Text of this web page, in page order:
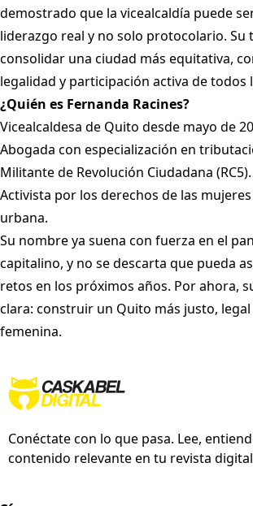
demostrado que la vicealcaldía puede
liderazgo real y no solo protocolario. Su
consolidar una ciudad más equitativa,
legalidad y participación activa de todos
¿Quién es Fernanda Racines?
Vicealcaldesa de Quito desde mayo de
Abogada con especialización en
Militante de Revolución Ciudadana (RC5).
Activista por los derechos de las
urbana.
Su nombre ya suena con fuerza en el
capitalino, y no se descarta que pueda
retos en los próximos años. Por ahora,
clara: construir un Quito más justo, legal
femenina.
Conéctate con lo que pasa. Lee,
contenido relevante en tu revista